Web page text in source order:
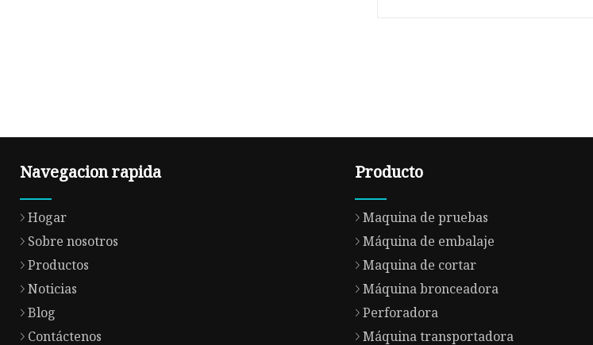
Navegacion rapida
Hogar
Sobre nosotros
Productos
Noticias
Blog
Contáctenos
Producto
Maquina de pruebas
Máquina de embalaje
Maquina de cortar
Máquina bronceadora
Perforadora
Máquina transportadora